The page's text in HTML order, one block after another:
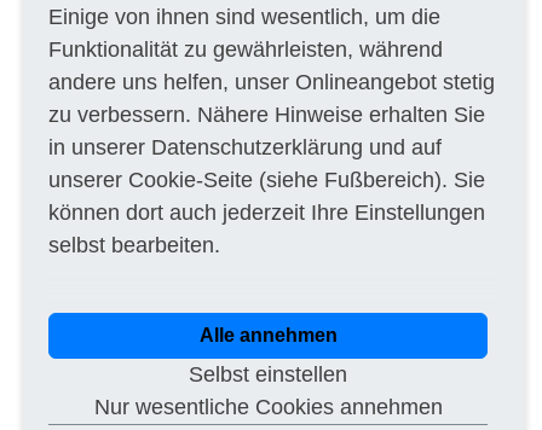
Nachprüfungsantrag ist ebenfalls unzulässig,
wenn mehr als 15 Kalendertage nach Eingang
der Mitteilung des Auftraggebers, einer Rüge
nicht abhelfen zu wollen, vergangen sind.
5.1.15 Techniken
Rahmenvereinbarung: Keine
Rahmenvereinbarung
Informationen über das dynamische
Beschaffungssystem: Kein dynamisches
Beschaffungssystem
5.1.16 Weitere Informationen, Schlichtung
und Nachprüfung
Überprüfungsstelle: 1. Vergabekammer des
Freistaates Sachsen bei der Landesdirektion
Sachsen
Einige von ihnen sind wesentlich, um die
Funktionalität zu gewährleisten, während
andere uns helfen, unser Onlineangebot stetig
zu verbessern. Nähere Hinweise erhalten Sie
in unserer Datenschutzerklärung und auf
unserer Cookie-Seite (siehe Fußbereich). Sie
können dort auch jederzeit Ihre Einstellungen
selbst bearbeiten.
Alle annehmen
Selbst einstellen
Nur wesentliche Cookies annehmen